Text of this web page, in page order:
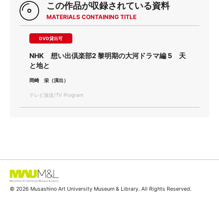
この作品が収録されている資料
MATERIALS CONTAINING TITLE
DVD貸出可
NHK 想い出倶楽部2 黎明期の大河ドラマ編 5 天
と地と
岡崎 栄（演出）
テレビ放送/TV Program
© 2026 Musashino Art University Museum & Library. All Rights Reserved.